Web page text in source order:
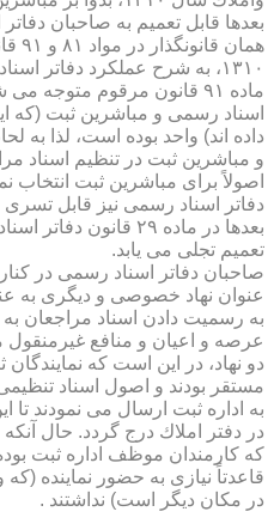
بعدها قابل تعمیم به صاحبان
۱۳۱۰، به شرح عملكرد دفاتر
ماده ۹۱ قانون مرقوم
اسناد رسمی و مباشرین ثبت (كه
داده اند) واحد بوده است، لذا به
و مباشرین ثبت در تنظیم اسناد
اصولاً برای مباشرین ثبت انتخاب
دفاتر اسناد رسمی نیز قابل
تعمیم تجلی می یابد.
صاحبان دفاتر اسناد رسمی در
عنوان نهاد خصوصی و دیگری به
به رسمیت دادن اسناد مراجعان
عرصه و اعیان و منافع غیرمنقول
دو نهاد، در این است كه
مستقر بودند و اصول اسناد
به اداره ثبت ارسال می نمودند
در دفتر املاك درج گردد. حال
كه كارمندان موظف اداره ثبت
قاعدتاً نیازی به حضور نماینده
در مكان دیگر است) نداشتند .